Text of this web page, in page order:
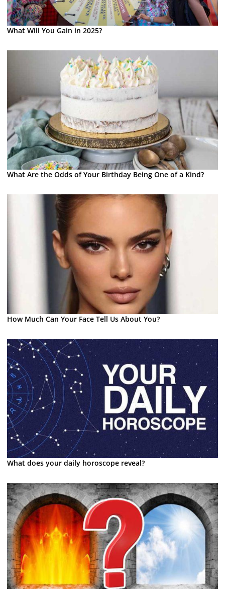
What Will You Gain in 2025?
What Are the Odds of Your Birthday Being One of a Kind?
How Much Can Your Face Tell Us About You?
What does your daily horoscope reveal?